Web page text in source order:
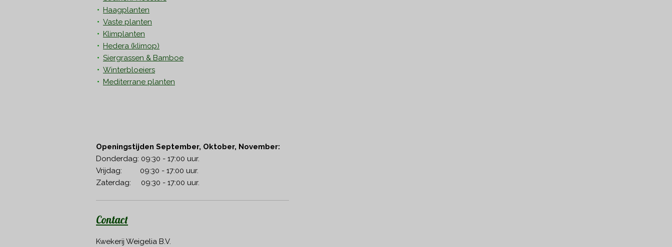
Haagplanten
Vaste planten
Klimplanten
Hedera (klimop)
Siergrassen & Bamboe
Winterbloeiers
Mediterrane planten
Openingstijden September, Oktober, November:
Donderdag: 09:30 - 17:00 uur.
Vrijdag: 09:30 - 17:00 uur.
Zaterdag: 09:30 - 17:00 uur.
Contact
Kwekerij Weigelia B.V.